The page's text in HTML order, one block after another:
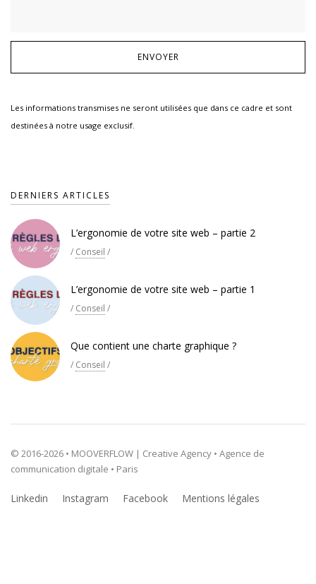
Les informations transmises ne seront utilisées que dans ce cadre et sont
destinées à notre usage exclusif.
DERNIERS ARTICLES
L’ergonomie de votre site web – partie 2
/ Conseil /
L’ergonomie de votre site web – partie 1
/ Conseil /
Que contient une charte graphique ?
/ Conseil /
© 2016-2026 • MOOVERFLOW | Creative Agency • Agence de
communication digitale • Paris
Linkedin Instagram Facebook Mentions légales